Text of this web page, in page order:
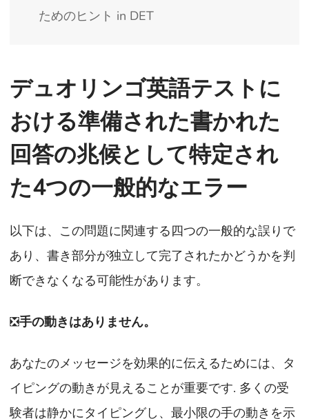
ためのヒント in DET
デュオリンゴ英語テストに
おける準備された書かれた
回答の兆候として特定され
た4つの一般的なエラー
以下は、この問題に関連する四つの一般的な誤りで
あり、書き部分が独立して完了されたかどうかを判
断できなくなる可能性があります。
❎手の動きはありません。
あなたのメッセージを効果的に伝えるためには、タ
イピングの動きが見えることが重要です. 多くの受
験者は静かにタイピングし、最小限の手の動きを示